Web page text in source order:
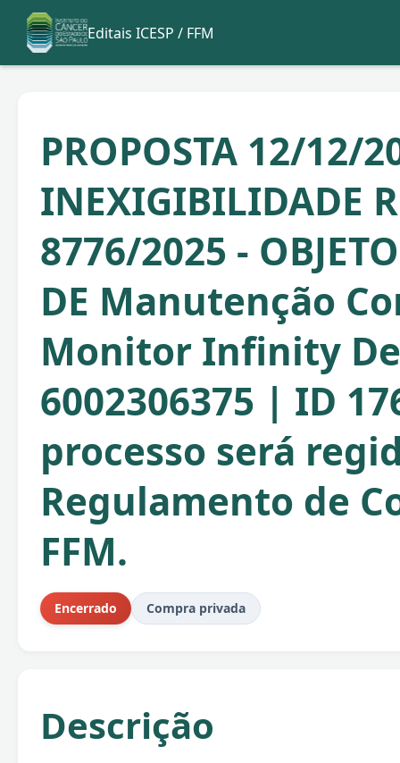
Editais ICESP / FFM
PROPOSTA 12/12/
INEXIGIBILIDADE
8776/2025 -
DE Manutenção
Monitor Infinity
6002306375 | ID
processo será
Regulamento de
FFM.
Encerrado Compra privada
Descrição